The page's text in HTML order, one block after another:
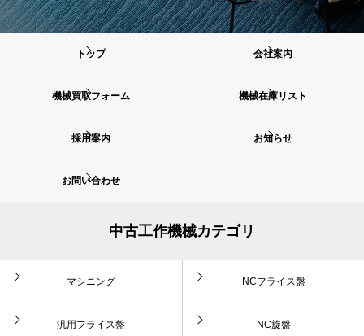
トップ 会社案内
機械買取フォーム 機械在庫リスト
採用案内 お知らせ
お問い合わせ
中古工作機械カテゴリ
マシニング NCフライス盤
汎用フライス盤 NC旋盤